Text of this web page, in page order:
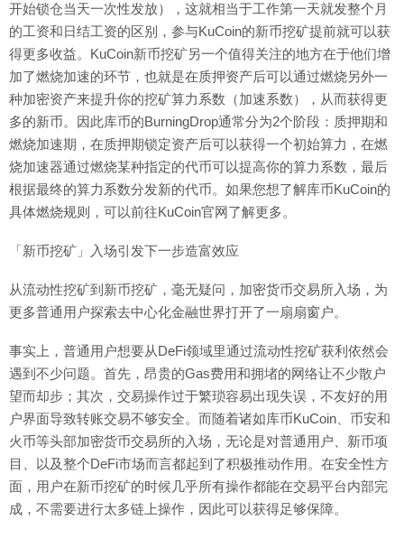
开始锁仓当天一次性发放），这就相当于工作第一天就发整个月
的工资和日结工资的区别，参与KuCoin的新币挖矿提前就可以获
得更多收益。KuCoin新币挖矿另一个值得关注的地方在于他们增
加了燃烧加速的环节，也就是在质押资产后可以通过燃烧另外一
种加密资产来提升你的挖矿算力系数（加速系数），从而获得更
多的新币。因此库币的BurningDrop通常分为2个阶段：质押期和
燃烧加速期，在质押期锁定资产后可以获得一个初始算力，在燃
烧加速器通过燃烧某种指定的代币可以提高你的算力系数，最后
根据最终的算力系数分发新的代币。如果您想了解库币KuCoin的
具体燃烧规则，可以前往KuCoin官网了解更多。
「新币挖矿」入场引发下一步造富效应
从流动性挖矿到新币挖矿，毫无疑问，加密货币交易所入场，为
更多普通用户探索去中心化金融世界打开了一扇扇窗户。
事实上，普通用户想要从DeFi领域里通过流动性挖矿获利依然会
遇到不少问题。首先，昂贵的Gas费用和拥堵的网络让不少散户
望而却步；其次，交易操作过于繁琐容易出现失误，不友好的用
户界面导致转账交易不够安全。而随着诸如库币KuCoin、币安和
火币等头部加密货币交易所的入场，无论是对普通用户、新币项
目、以及整个DeFi市场而言都起到了积极推动作用。在安全性方
面，用户在新币挖矿的时候几乎所有操作都能在交易平台内部完
成，不需要进行太多链上操作，因此可以获得足够保障。